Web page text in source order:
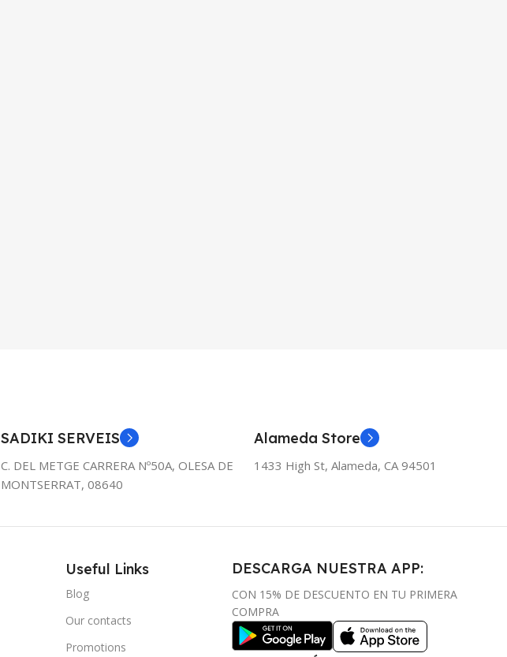
SADIKI SERVEIS
C. DEL METGE CARRERA Nº50A, OLESA DE
MONTSERRAT, 08640
Alameda Store
1433 High St, Alameda, CA 94501
Useful Links
Blog
Our contacts
Promotions
DESCARGA NUESTRA APP:
CON 15% DE DESCUENTO EN TU PRIMERA
COMPRA